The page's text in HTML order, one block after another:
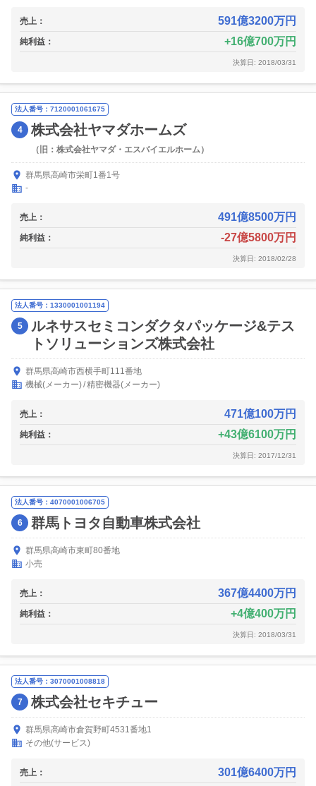
売上： 591億3200万円
純利益： 16億700万円
決算日: 2018/03/31
法人番号：7120001061675
4 株式会社ヤマダホームズ
（旧：株式会社ヤマダ・エスバイエルホーム）
群馬県高崎市栄町1番1号
-
売上： 491億8500万円
純利益： -27億5800万円
決算日: 2018/02/28
法人番号：1330001001194
5
ルネサスセミコンダクタパッケージ&テス
トソリューションズ株式会社
群馬県高崎市西横手町111番地
機械(メーカー) 精密機器(メーカー)
売上： 471億100万円
純利益： 43億6100万円
決算日: 2017/12/31
法人番号：4070001006705
6 群馬トヨタ自動車株式会社
群馬県高崎市東町80番地
小売
売上： 367億4400万円
純利益： 4億400万円
決算日: 2018/03/31
法人番号：3070001008818
7 株式会社セキチュー
群馬県高崎市倉賀野町4531番地1
その他(サービス)
売上： 301億6400万円